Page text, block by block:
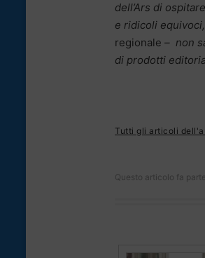
dell’Ars di
e ridicoli
regionale – non
di prodotti
Tutti gli articoli
Questo articolo fa